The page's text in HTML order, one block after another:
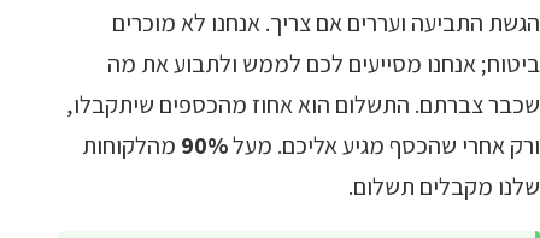
הגשת התביעה ועררים אם צריך. אנחנו לא מוכרים
ביטוח; אנחנו מסייעים לכם לממש ולתבוע את מה
שכבר צברתם. התשלום הוא אחוז מהכספים שיתקבלו,
ורק אחרי שהכסף מגיע אליכם. מעל90% מהלקוחות
שלנו מקבלים תשלום.